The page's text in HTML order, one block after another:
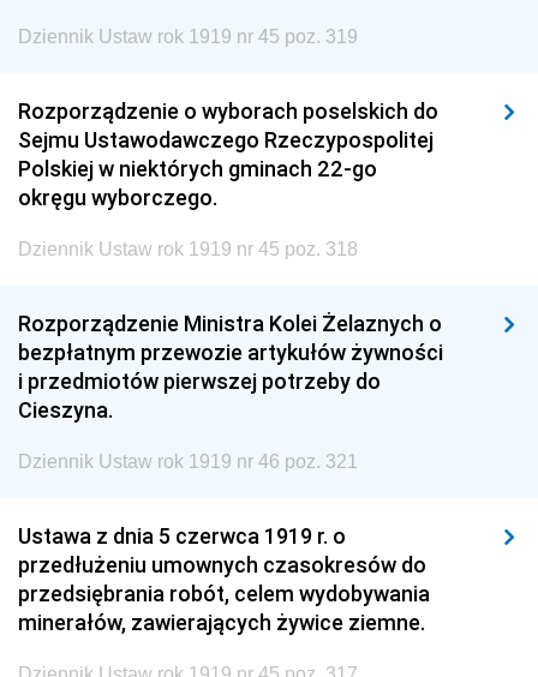
Dziennik Ustaw rok 1919 nr 45 poz. 319
Rozporządzenie o wyborach poselskich do
Sejmu Ustawodawczego Rzeczypospolitej
Polskiej w niektórych gminach 22-go
okręgu wyborczego.
Dziennik Ustaw rok 1919 nr 45 poz. 318
Rozporządzenie Ministra Kolei Żelaznych o
bezpłatnym przewozie artykułów żywności
i przedmiotów pierwszej potrzeby do
Cieszyna.
Dziennik Ustaw rok 1919 nr 46 poz. 321
Ustawa z dnia 5 czerwca 1919 r. o
przedłużeniu umownych czasokresów do
przedsiębrania robót, celem wydobywania
minerałów, zawierających żywice ziemne.